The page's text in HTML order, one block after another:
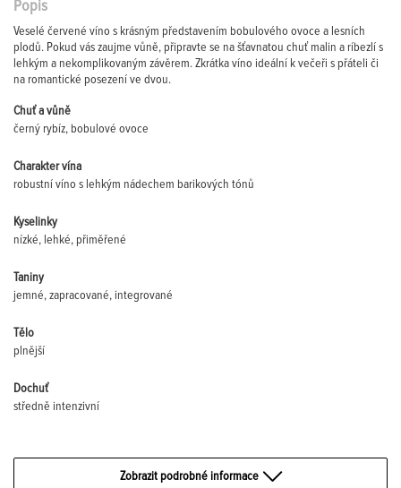
Popis
Veselé červené víno s krásným představením bobulového ovoce a lesních
plodů. Pokud vás zaujme vůně, připravte se na šťavnatou chuť malin a ríbezlí s
lehkým a nekomplikovaným závěrem. Zkrátka víno ideální k večeři s přáteli či
na romantické posezení ve dvou.
Chuť a vůně
černý rybíz, bobulové ovoce
Charakter vína
robustní víno s lehkým nádechem barikových tónů
Kyselinky
nízké, lehké, přiměřené
Taniny
jemné, zapracované, integrované
Tělo
plnější
Dochuť
středně intenzivní
Zobrazit podrobné informace